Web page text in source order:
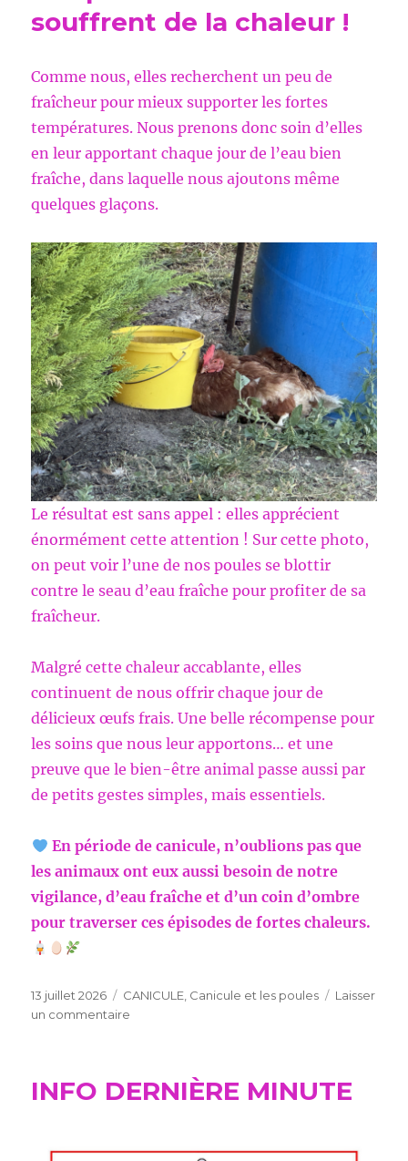
souffrent de la chaleur !
Comme nous, elles recherchent un peu de
fraîcheur pour mieux supporter les fortes
températures. Nous prenons donc soin d’elles
en leur apportant chaque jour de l’eau bien
fraîche, dans laquelle nous ajoutons même
quelques glaçons.
Le résultat est sans appel : elles apprécient
énormément cette attention ! Sur cette photo,
on peut voir l’une de nos poules se blottir
contre le seau d’eau fraîche pour profiter de sa
fraîcheur.
Malgré cette chaleur accablante, elles
continuent de nous offrir chaque jour de
délicieux œufs frais. Une belle récompense pour
les soins que nous leur apportons… et une
preuve que le bien-être animal passe aussi par
de petits gestes simples, mais essentiels.
En période de canicule, n’oublions pas que
les animaux ont eux aussi besoin de notre
vigilance, d’eau fraîche et d’un coin d’ombre
pour traverser ces épisodes de fortes chaleurs.
Publié
le
13 juillet 2026 Catégories
CANICULE, Canicule et les poules
Laisser
un commentaire
la
poules
INFO DERNIÈRE MINUTE